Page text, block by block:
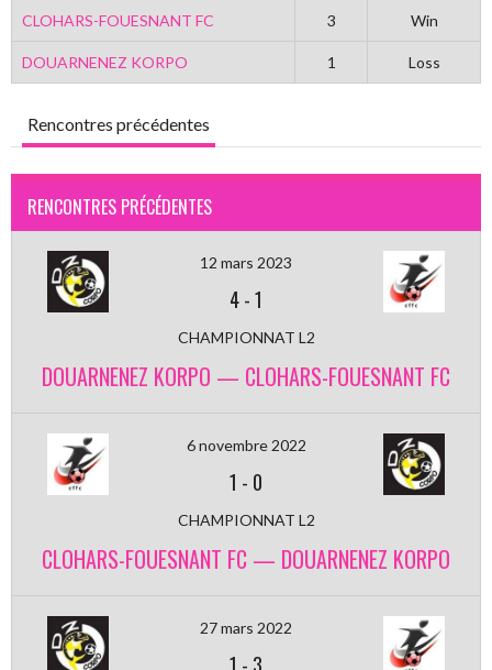
CLOHARS-FOUESNANT FC 3 Win
DOUARNENEZ KORPO 1 Loss
Rencontres précédentes
RENCONTRES PRÉCÉDENTES
12 mars 2023
4-1
CHAMPIONNAT L2
DOUARNENEZ KORPO — CLOHARS-FOUESNANT FC
6 novembre 2022
1 - 0
CHAMPIONNAT L2
CLOHARS-FOUESNANT FC — DOUARNENEZ KORPO
27 mars 2022